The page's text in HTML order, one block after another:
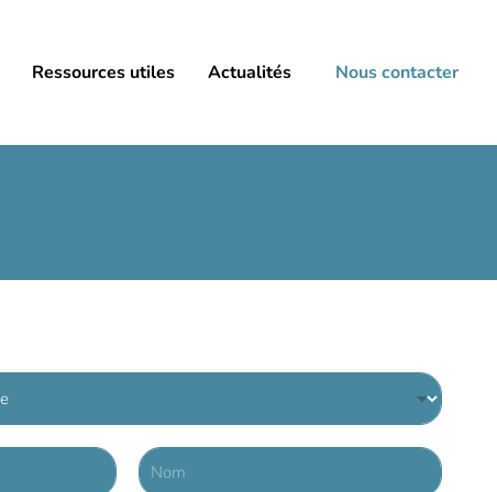
Ressources utiles Actualités Nous contacter